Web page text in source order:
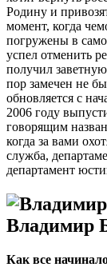
Родину и
момент, когда
погружены в
успел отменить
получил
пор замечен не
обновляется с
2006 году
говорящим
когда за вами
служба,
департамент
Владимир
Как все